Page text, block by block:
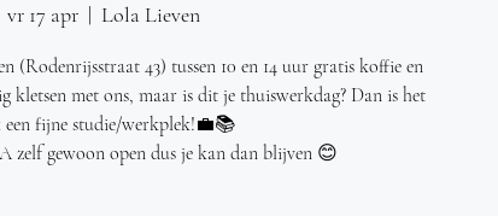
vr 17 apr
  |
Lola Lieven
(Rodenrijsstraat 43) tussen 10 en 14 uur gratis koffie en
kletsen met ons, maar is dit je thuiswerkdag? Dan is het
een fijne studie/werkplek!💼📚
zelf gewoon open dus je kan dan blijven 😊